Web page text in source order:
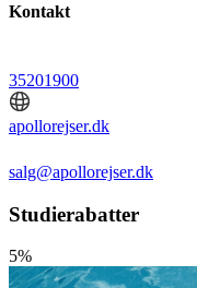
Kontakt
35201900
apollorejser.dk
salg@apollorejser.dk
Studierabatter
5%